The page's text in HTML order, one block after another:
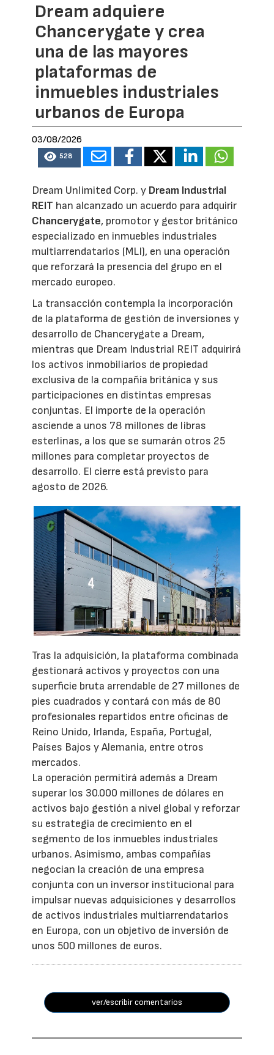
Dream adquiere
Chancerygate y crea
una de las mayores
plataformas de
inmuebles industriales
urbanos de Europa
03/08/2026
528
Dream Unlimited Corp. y Dream Industrial
REIT han alcanzado un acuerdo para adquirir
Chancerygate, promotor y gestor británico
especializado en inmuebles industriales
multiarrendatarios (MLI), en una operación
que reforzará la presencia del grupo en el
mercado europeo.
La transacción contempla la incorporación
de la plataforma de gestión de inversiones y
desarrollo de Chancerygate a Dream,
mientras que Dream Industrial REIT adquirirá
los activos inmobiliarios de propiedad
exclusiva de la compañía británica y sus
participaciones en distintas empresas
conjuntas. El importe de la operación
asciende a unos 78 millones de libras
esterlinas, a los que se sumarán otros 25
millones para completar proyectos de
desarrollo. El cierre está previsto para
agosto de 2026.
Tras la adquisición, la plataforma combinada
gestionará activos y proyectos con una
superficie bruta arrendable de 27 millones de
pies cuadrados y contará con más de 80
profesionales repartidos entre oficinas de
Reino Unido, Irlanda, España, Portugal,
Países Bajos y Alemania, entre otros
mercados.
La operación permitirá además a Dream
superar los 30.000 millones de dólares en
activos bajo gestión a nivel global y reforzar
su estrategia de crecimiento en el
segmento de los inmuebles industriales
urbanos. Asimismo, ambas compañías
negocian la creación de una empresa
conjunta con un inversor institucional para
impulsar nuevas adquisiciones y desarrollos
de activos industriales multiarrendatarios
en Europa, con un objetivo de inversión de
unos 500 millones de euros.
ver/escribir comentarios